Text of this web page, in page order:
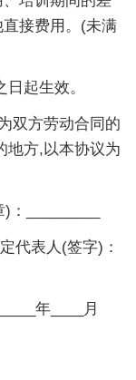
接费用。(未满
起生效。
双方劳动合同的
地方,以本协议为
_________
代表人(签字)：
年____月